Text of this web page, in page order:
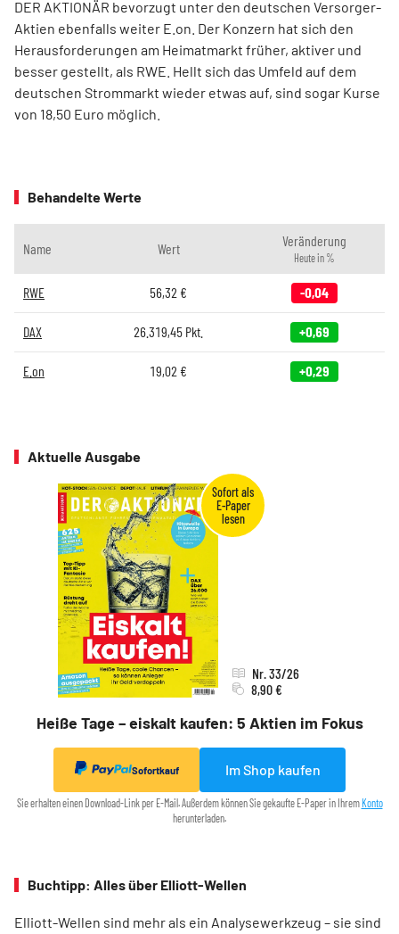
DER AKTIONÄR bevorzugt unter den deutschen Versorger-
Aktien ebenfalls weiter E.on. Der Konzern hat sich den
Herausforderungen am Heimatmarkt früher, aktiver und
besser gestellt, als RWE. Hellt sich das Umfeld auf dem
deutschen Strommarkt wieder etwas auf, sind sogar Kurse
von 18,50 Euro möglich.
Behandelte Werte
Name Wert Veränderung
Heute in %
RWE 56,32 € -0,04
DAX 26.319,45 Pkt. +0,69
E.on 19,02 € +0,29
Aktuelle Ausgabe
Heiße Tage – eiskalt kaufen: 5 Aktien im Fokus
Nr. 33/26
8,90 €
Sofortkauf Im Shop kaufen
Sie erhalten einen Download-Link per E-Mail. Außerdem können Sie gekaufte E-Paper in Ihrem Konto
herunterladen.
Buchtipp: Alles über Elliott-Wellen
Elliott-Wellen sind mehr als ein Analysewerkzeug – sie sind